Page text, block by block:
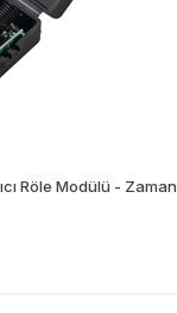
Röle Modülü - Zaman